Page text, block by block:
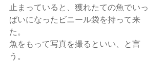
止まっていると、獲れたての魚でいっ
ぱいになったビニール袋を持って来
た。
魚をもって写真を撮るといい、と言
う。